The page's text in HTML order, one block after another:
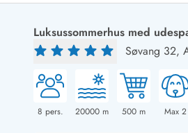
Last Minute
Last minute
Nyheder
Nyheder hos Esmark Med swimmingpool
Nyrenoverede sommerhuse
Sommerhuse med slutrengøring
Sommerhuse tæt ved vandet
Luksussommerhus med
Søvang 32,
8 pers. 20000 m 500 m Max 2